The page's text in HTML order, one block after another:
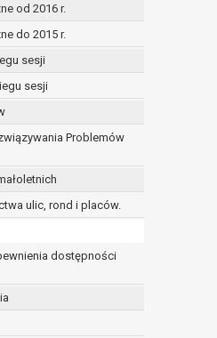
od 2016 r.
do 2015 r.
sesji
sesji
Problemów
ulic, rond i placów.
dostępności